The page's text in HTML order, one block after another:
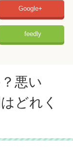
Google+
feedly
悪い
どれく